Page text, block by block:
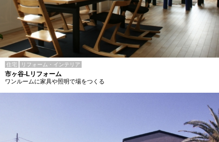
住宅 リフォーム・インテリア
市ヶ谷-Lリフォーム
ワンルームに家具や照明で場をつくる